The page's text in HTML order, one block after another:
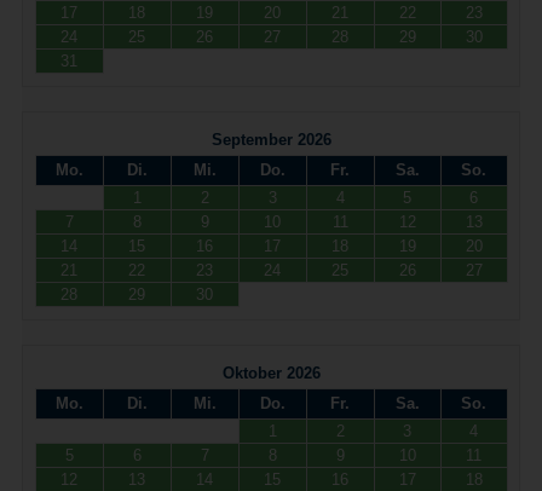
17
18 19 20 21 22
23
24
25 26 27 28 29
30
31
September 2026
Mo.
Di. Mi. Do. Fr. Sa.
So.
1
2 3 4 5
6
7
8 9 10 11 12
13
14
15 16 17 18 19
20
21
22 23 24 25 26
27
28
29 30
Oktober 2026
Mo.
Di. Mi. Do. Fr. Sa.
So.
1
2 3
4
5
6 7 8 9 10
11
12
13 14 15 16 17
18